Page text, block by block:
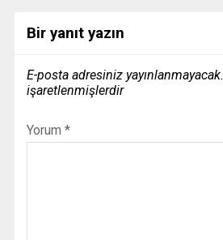
Bir yanıt yazın
E-posta adresiniz yayınlanmayacak.
işaretlenmişlerdir
Yorum *